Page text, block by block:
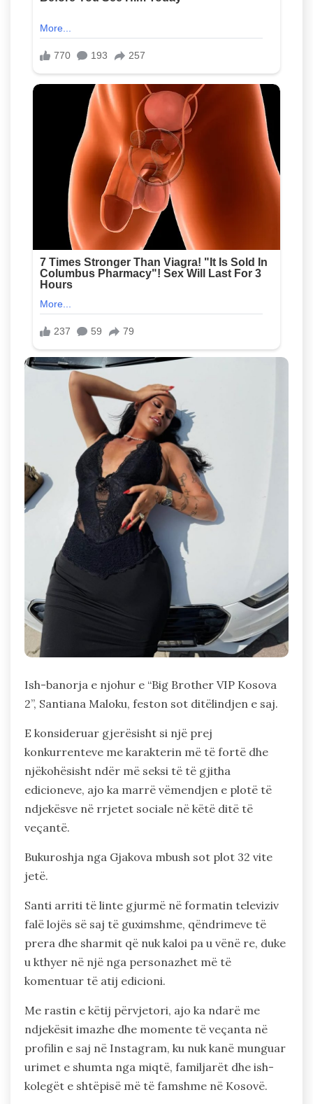
Ish-banorja e njohur e “Big Brother VIP Kosova
2”, Santiana Maloku, feston sot ditëlindjen e saj.
E konsideruar gjerësisht si një prej
konkurrenteve me karakterin më të fortë dhe
njëkohësisht ndër më seksi të të gjitha
edicioneve, ajo ka marrë vëmendjen e plotë të
ndjekësve në rrjetet sociale në këtë ditë të
veçantë.
Bukuroshja nga Gjakova mbush sot plot 32 vite
jetë.
Santi arriti të linte gjurmë në formatin televiziv
falë lojës së saj të guximshme, qëndrimeve të
prera dhe sharmit që nuk kaloi pa u vënë re, duke
u kthyer në një nga personazhet më të
komentuar të atij edicioni.
Me rastin e këtij përvjetori, ajo ka ndarë me
ndjekësit imazhe dhe momente të veçanta në
profilin e saj në Instagram, ku nuk kanë munguar
urimet e shumta nga miqtë, familjarët dhe ish-
kolegët e shtëpisë më të famshme në Kosovë.